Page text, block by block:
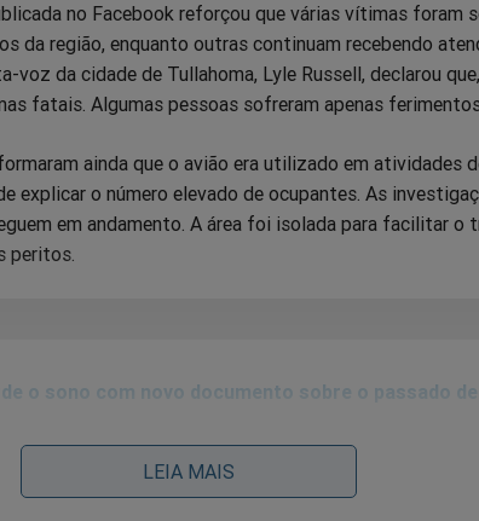
no Facebook reforçou que várias vítimas foram
da região, enquanto outras continuam recebendo
voz da cidade de Tullahoma, Lyle Russell, declarou
fatais. Algumas pessoas sofreram apenas
ainda que o avião era utilizado em atividades
explicar o número elevado de ocupantes. As
em andamento. A área foi isolada para facilitar o
peritos.
o sono com novo documento sobre o passado
LEIA MAIS